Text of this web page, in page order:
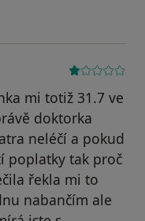
mi totiž 31.7 ve
doktorka
neléčí a pokud
poplatky tak proč
řekla mi to
nabančím ale